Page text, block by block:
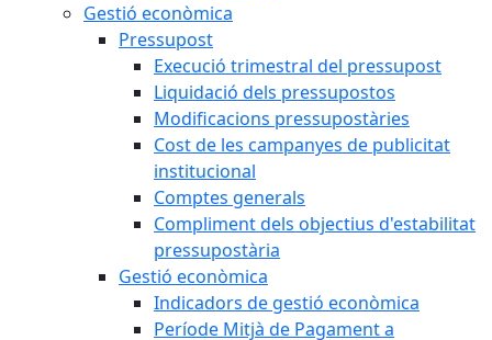
Gestió econòmica
Pressupost
Execució trimestral del pressupost
Liquidació dels pressupostos
Modificacions pressupostàries
Cost de les campanyes de publicitat
institucional
Comptes generals
Compliment dels objectius d'estabilitat
pressupostària
Gestió econòmica
Indicadors de gestió econòmica
Període Mitjà de Pagament a